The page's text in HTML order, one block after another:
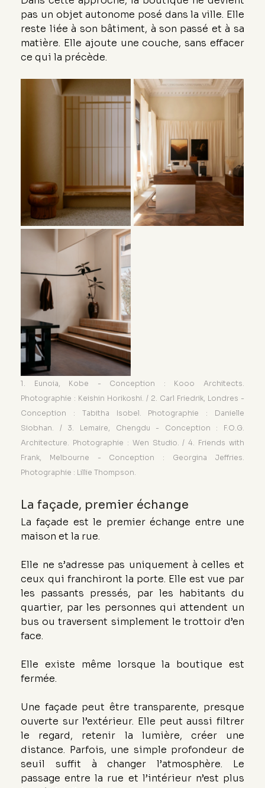
pas un objet autonome posé dans la ville. Elle
reste liée à son bâtiment, à son passé et à sa
matière. Elle ajoute une couche, sans effacer
ce qui la précède.
1. Eunoia, Kobe - Conception : Kooo Architects.
Photographie : Keishin Horikoshi. / 2. Carl Friedrik, Londres -
Conception : Tabitha Isobel. Photographie : Danielle
Siobhan. / 3. Lemaire, Chengdu - Conception : F.O.G.
Architecture. Photographie : Wen Studio. / 4. Friends with
Frank, Melbourne - Conception : Georgina Jeffries.
Photographie : Lillie Thompson.
La façade, premier échange
La façade est le premier échange entre une
maison et la rue.
Elle ne s’adresse pas uniquement à celles et
ceux qui franchiront la porte. Elle est vue par
les passants pressés, par les habitants du
quartier, par les personnes qui attendent un
bus ou traversent simplement le trottoir d’en
face.
Elle existe même lorsque la boutique est
fermée.
Une façade peut être transparente, presque
ouverte sur l’extérieur. Elle peut aussi filtrer
le regard, retenir la lumière, créer une
distance. Parfois, une simple profondeur de
seuil suffit à changer l’atmosphère. Le
passage entre la rue et l’intérieur n’est plus